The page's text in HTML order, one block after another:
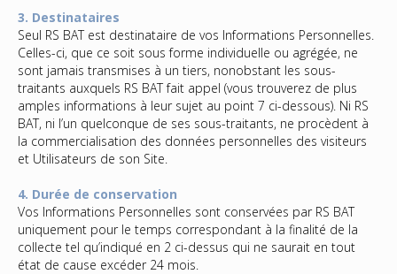
3. Destinataires
Seul RS BAT est destinataire de vos Informations Personnelles.
Celles-ci, que ce soit sous forme individuelle ou agrégée, ne
sont jamais transmises à un tiers, nonobstant les sous-
traitants auxquels RS BAT fait appel (vous trouverez de plus
amples informations à leur sujet au point 7 ci-dessous). Ni RS
BAT, ni l’un quelconque de ses sous-traitants, ne procèdent à
la commercialisation des données personnelles des visiteurs
et Utilisateurs de son Site.
4. Durée de conservation
Vos Informations Personnelles sont conservées par RS BAT
uniquement pour le temps correspondant à la finalité de la
collecte tel qu’indiqué en 2 ci-dessus qui ne saurait en tout
état de cause excéder 24 mois.